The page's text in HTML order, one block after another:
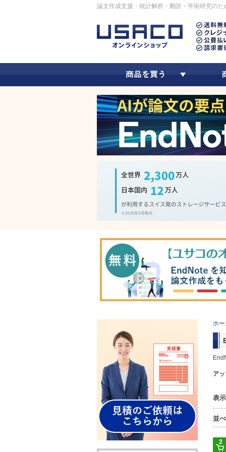
論文作成支援・統計解析・翻訳・学術研究の
ホ
ア
表
並